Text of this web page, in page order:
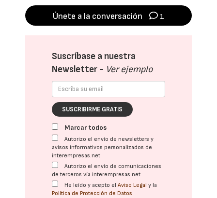
Únete a la conversación 1
Suscríbase a nuestra
Newsletter - Ver ejemplo
SUSCRIBIRME GRATIS
Marcar todos
Autorizo el envío de newsletters y
avisos informativos personalizados de
interempresas.net
Autorizo el envío de comunicaciones
de terceros vía interempresas.net
He leído y acepto elAviso Legal y la
Política de Protección de Datos